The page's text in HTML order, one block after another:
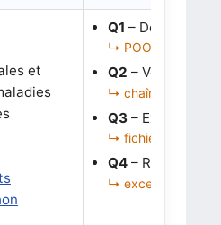
et
Q1 – Décoder
↳ POO, binaire,
Q2 – Vérifier les
↳ chaînes de bits,
Q3 – Exécuter
↳ fichiers texte,
Q4 – Rendre la
↳ exceptions,